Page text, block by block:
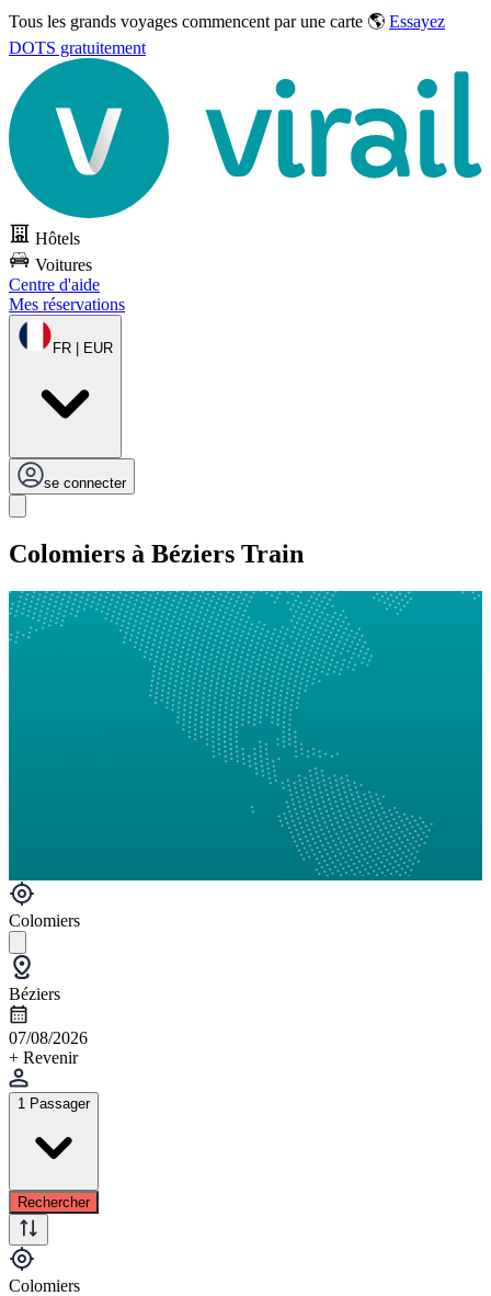
Tous les grands voyages commencent par une carte 🌎 Essayez
DOTS gratuitement
Hôtels
Voitures
Centre d'aide
Mes réservations
FR | EUR
se connecter
Colomiers à Béziers Train
Colomiers
Béziers
07/08/2026
+ Revenir
1 Passager
Rechercher
Colomiers